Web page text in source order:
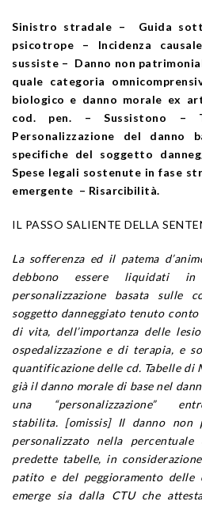
Sinistro stradale – Guida
psicotrope – Incidenza
sussiste – Danno non
quale categoria
biologico e danno morale ex
cod. pen. – Sussistono –
Personalizzazione del danno
specifiche del soggetto
Spese legali sostenute in fase
emergente – Risarcibilità.
IL PASSO SALIENTE DELLA
La sofferenza ed il patema
debbono essere liquidati
personalizzazione basata sulle
soggetto danneggiato tenuto
di vita, dell’importanza delle
ospedalizzazione e di terapia, e
quantificazione delle cd. Tabelle di
già il danno morale di base nel
una “personalizzazione”
stabilita. [omissis] Il danno non
personalizzato nella
predette tabelle, in
patito e del peggioramento
emerge sia dalla CTU che